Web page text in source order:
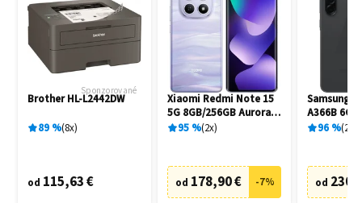
Sponzorované
Brother HL-L2442DW
89% 8x
od 115,63 €
Xiaomi Redmi Note 15
5G 8GB/256GB Aurora
Purple
95% 2x
od 178,90 € -7%
Samsung
A366B
Awesome
96% 20
od